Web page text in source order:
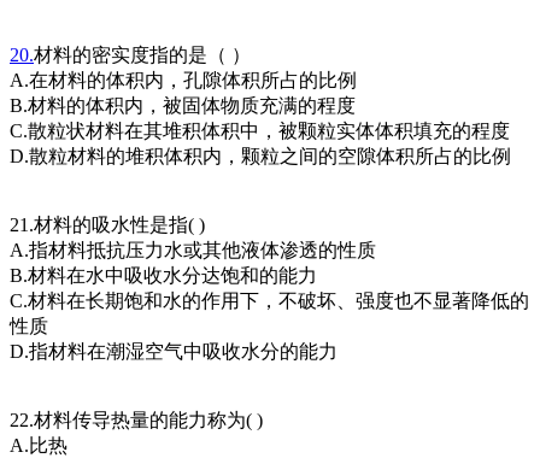
20.材料的密实度指的是（ ）
A.在材料的体积内，孔隙体积所占的比例
B.材料的体积内，被固体物质充满的程度
C.散粒状材料在其堆积体积中，被颗粒实体体积填充的程度
D.散粒材料的堆积体积内，颗粒之间的空隙体积所占的比例
21.材料的吸水性是指( )
A.指材料抵抗压力水或其他液体渗透的性质
B.材料在水中吸收水分达饱和的能力
C.材料在长期饱和水的作用下，不破坏、强度也不显著降低的
性质
D.指材料在潮湿空气中吸收水分的能力
22.材料传导热量的能力称为( )
A.比热